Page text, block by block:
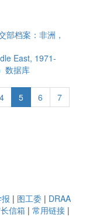
部档案：非洲，
East, 1971-
数据库
4 5 6
7
| 图工委 | DRAA
信箱 | 常用链接 |